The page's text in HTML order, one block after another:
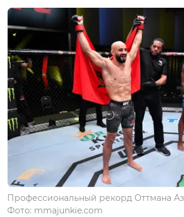
Профессиональный рекорд Оттмана
Фото: mmajunkie.com